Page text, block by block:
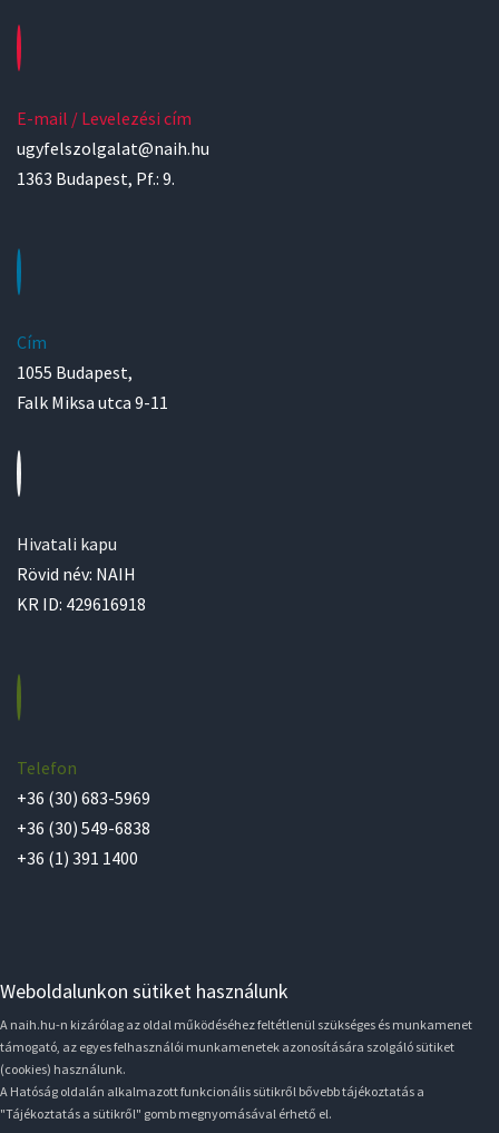
E-mail / Levelezési cím
ugyfelszolgalat@naih.hu
1363 Budapest, Pf.: 9.
Cím
1055 Budapest,
Falk Miksa utca 9-11
Hivatali kapu
Rövid név: NAIH
KR ID: 429616918
Telefon
+36 (30) 683-5969
+36 (30) 549-6838
+36 (1) 391 1400
Weboldalunkon sütiket használunk
A naih.hu-n kizárólag az oldal működéséhez feltétlenül szükséges és munkamenet
támogató, az egyes felhasználói munkamenetek azonosítására szolgáló sütiket
(cookies) használunk.
A Hatóság oldalán alkalmazott funkcionális sütikről bővebb tájékoztatás a
"Tájékoztatás a sütikről" gomb megnyomásával érhető el.